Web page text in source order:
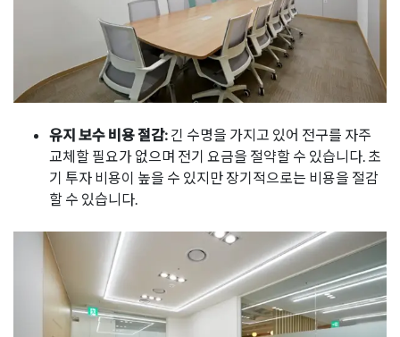
유지 보수 비용 절감: 긴 수명을 가지고 있어 전구를 자주
교체할 필요가 없으며 전기 요금을 절약할 수 있습니다. 초
기 투자 비용이 높을 수 있지만 장기적으로는 비용을 절감
할 수 있습니다.